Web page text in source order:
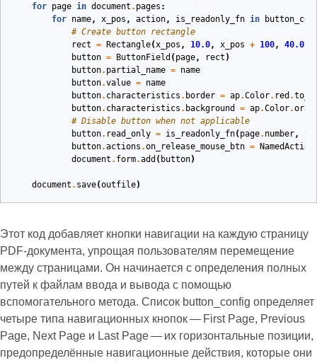
for page in document . pages :
for name, x_pos , action, is_readonly_fn in
# Create button rectangle
rect = Rectangle(x_pos , 10.0, x_pos + 100, 40.0
button = ButtonField ( page, rect )
button. partial_name = name
button.value = name
button. characteristics . border = ap.Color. red .
button. characteristics . background = ap.Color.
# Disable button when not applicable
button. read_only = is_readonly_fn( page. number,
button.actions .on_release_mouse_btn = NamedAction
document . form.add ( button)
document . save(outfile)
Этот код добавляет кнопки навигации на каждую страницу
PDF‑документа, упрощая пользователям перемещение
между страницами. Он начинается с определения полных
путей к файлам ввода и вывода с помощью
вспомогательного метода. Список button_config определяет
четыре типа навигационных кнопок — First Page, Previous
Page, Next Page и Last Page — их горизонтальные позиции,
предопределённые навигационные действия, которые они